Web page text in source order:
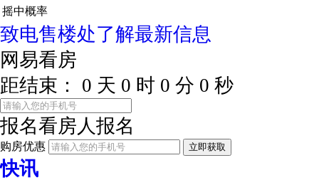
摇中概率
致电售楼处了解最新信息
网易看房
距结束：
0 天 0 时 0 分 0 秒
报名看房人报名
购房优惠 立即获取
快讯